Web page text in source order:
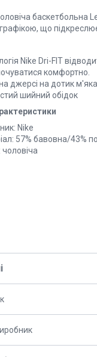
баскетбольна
що
Nike Dri-FIT
комфортно.
джерсі на дотик м'яка
шийний обідок
Nike
57% бавовна/43%